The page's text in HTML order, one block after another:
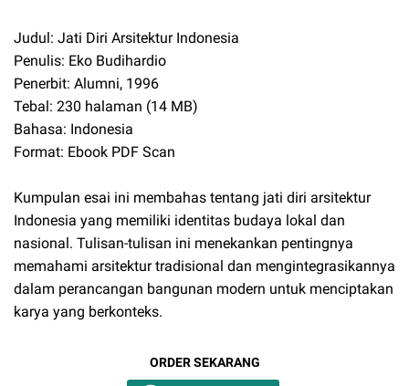
Judul: Jati Diri Arsitektur Indonesia
Penulis: Eko Budihardio
Penerbit: Alumni, 1996
Tebal: 230 halaman (14 MB)
Bahasa: Indonesia
Format: Ebook PDF Scan
Kumpulan esai ini membahas tentang jati diri arsitektur
Indonesia yang memiliki identitas budaya lokal dan
nasional. Tulisan-tulisan ini menekankan pentingnya
memahami arsitektur tradisional dan mengintegrasikannya
dalam perancangan bangunan modern untuk menciptakan
karya yang berkonteks.
ORDER SEKARANG